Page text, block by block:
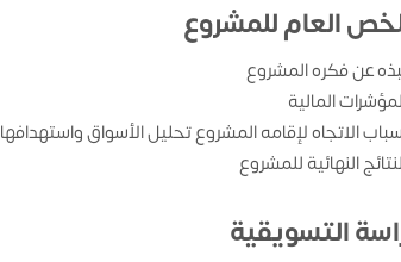
العام للمشروع
عن فكره المشروع
المالية
الاتجاه لإقامه المشروع تحليل الأسواق واستهدافها
النهائية للمشروع
التسويقية